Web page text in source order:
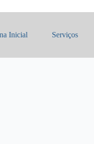
Inicial Serviços